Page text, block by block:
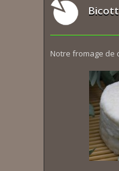
Notre fromage de